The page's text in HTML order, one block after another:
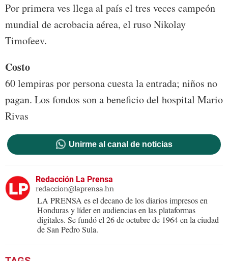
Por primera ves llega al país el tres veces campeón
mundial de acrobacia aérea, el ruso Nikolay
Timofeev.
Costo
60 lempiras por persona cuesta la entrada; niños no
pagan. Los fondos son a beneficio del hospital Mario
Rivas
Unirme al canal de noticias
Redacción La Prensa
redaccion@laprensa.hn
LA PRENSA es el decano de los diarios impresos en
Honduras y líder en audiencias en las plataformas
digitales. Se fundó el 26 de octubre de 1964 en la ciudad
de San Pedro Sula.